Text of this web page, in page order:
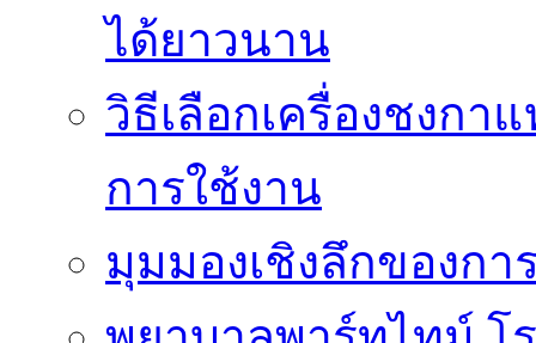
ได้ยาวนาน
วิธีเลือกเครื่องชงกา
การใช้งาน
มุมมองเชิงลึกของก